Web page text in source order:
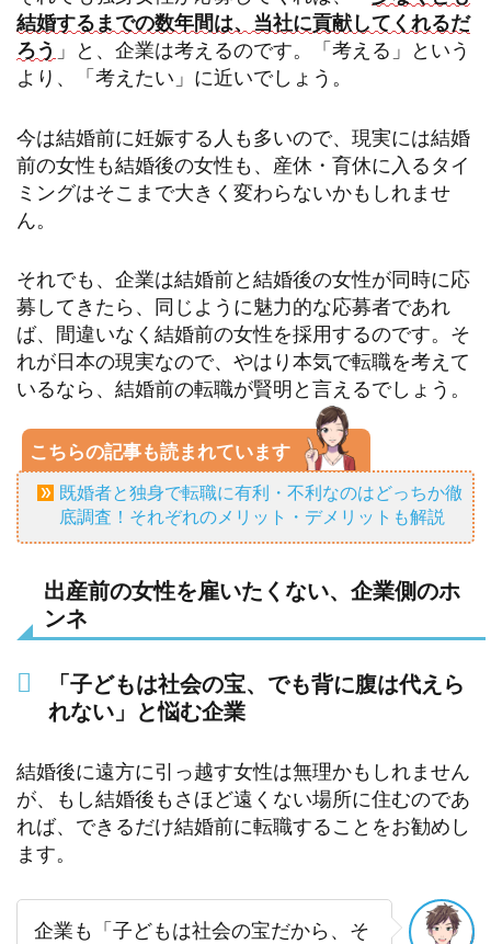
結婚するまでの数年間は、当社に貢献してくれるだ
ろう 」と、企業は考えるのです。「考える」という
より、「考えたい」に近いでしょう。
今は結婚前に妊娠する人も多いので、現実には結婚
前の女性も結婚後の女性も、産休・育休に入るタイ
ミングはそこまで大きく変わらないかもしれませ
ん。
それでも、企業は結婚前と結婚後の女性が同時に応
募してきたら、同じように魅力的な応募者であれ
ば、間違いなく結婚前の女性を採用するのです。そ
れが日本の現実なので、やはり本気で転職を考えて
いるなら、結婚前の転職が賢明と言えるでしょう。
こちらの記事も読まれています
既婚者と独身で転職に有利・不利なのはどっちか徹
底調査！それぞれのメリット・デメリットも解説
出産前の女性を雇いたくない、企業側のホ
ンネ
「子どもは社会の宝、でも背に腹は代えら
れない」と悩む企業
結婚後に遠方に引っ越す女性は無理かもしれません
が、もし結婚後もさほど遠くない場所に住むのであ
れば、できるだけ結婚前に転職することをお勧めし
ます。
企業も「子どもは社会の宝だから、そ